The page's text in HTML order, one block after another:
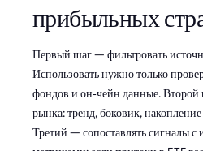
прибыльных
Первый шаг — фильтровать
Использовать нужно только
фондов и он‑чейн данные. Второй
рынка: тренд, боковик,
Третий — сопоставлять сигналы